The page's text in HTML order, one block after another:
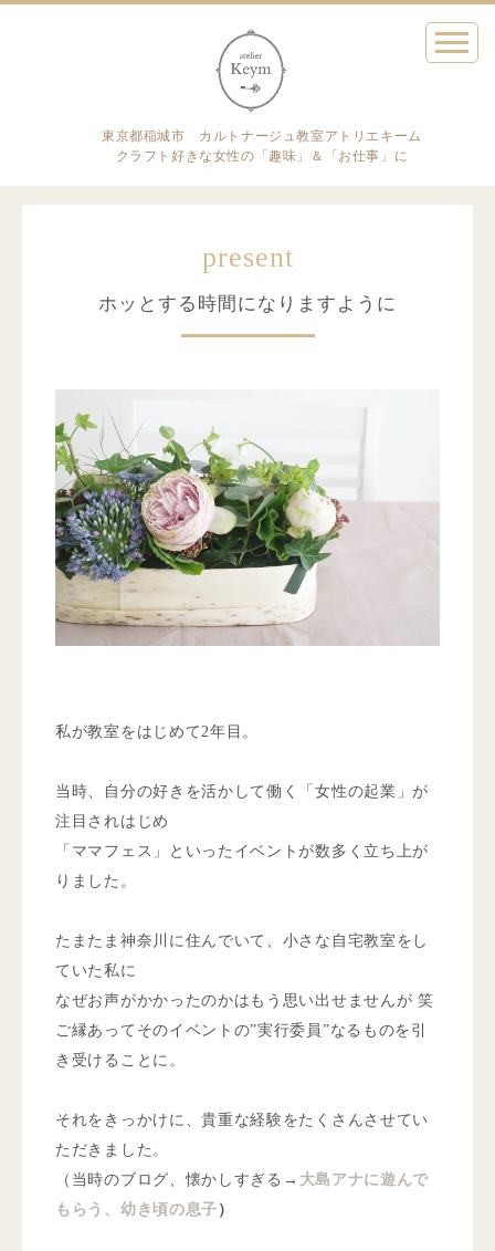
東京都稲城市 カルトナージュ教室アトリエキーム
クラフト好きな女性の「趣味」＆「お仕事」に
present
ホッとする時間になりますように
私が教室をはじめて2年目。
当時、自分の好きを活かして働く「女性の起業」が
注目されはじめ
「ママフェス」といったイベントが数多く立ち上が
りました。
たまたま神奈川に住んでいて、小さな自宅教室をし
ていた私に
なぜお声がかかったのかはもう思い出せませんが 笑
ご縁あってそのイベントの”実行委員”なるものを引
き受けることに。
それをきっかけに、貴重な経験をたくさんさせてい
ただきました。
（当時のブログ、懐かしすぎる→ 大島アナに遊んで
もらう、幼き頃の息子 ）